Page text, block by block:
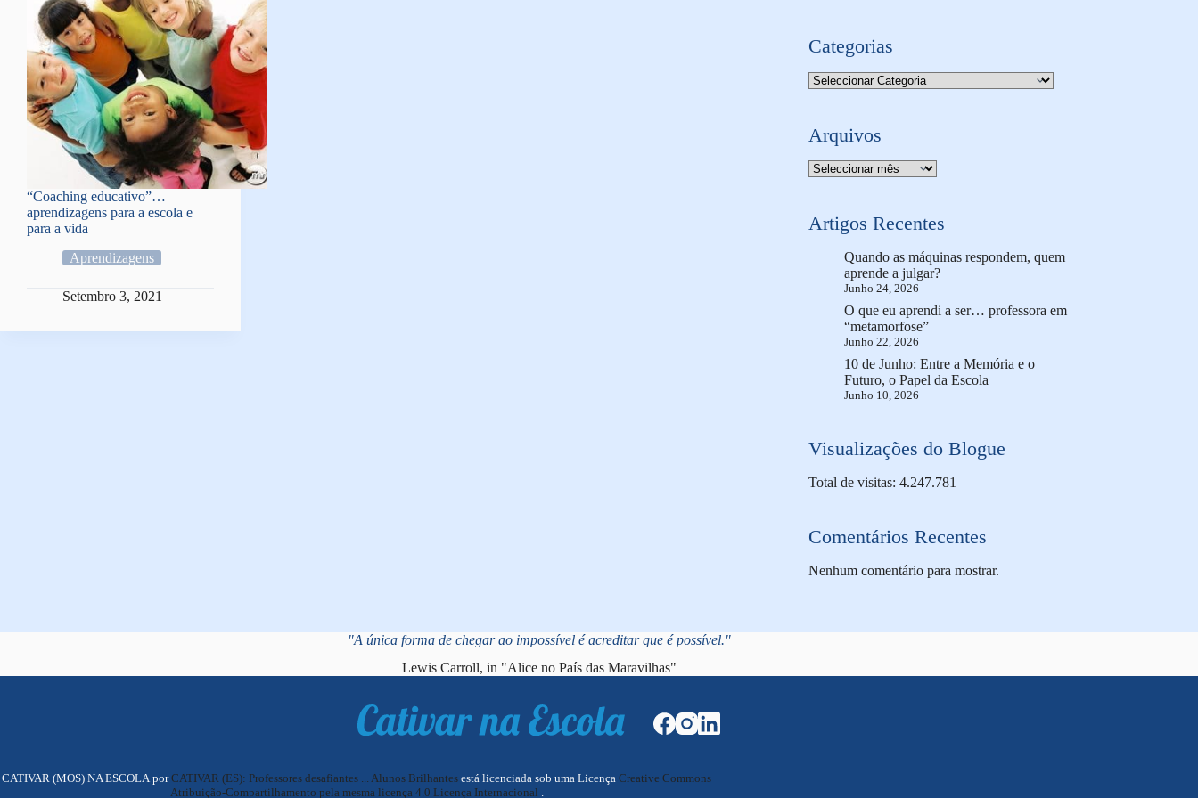
“Coaching educativo”…
aprendizagens para a escola e
para a vida
Aprendizagens
Setembro 3, 2021
Categorias
Categorias
Arquivos
Arquivo
Artigos Recentes
Quando as máquinas respondem, quem
aprende a julgar?
Junho 24, 2026
O que eu aprendi a ser… professora em
“metamorfose”
Junho 22, 2026
10 de Junho: Entre a Memória e o
Futuro, o Papel da Escola
Junho 10, 2026
Visualizações do Blogue
Total de visitas: 4.247.781
Comentários Recentes
Nenhum comentário para mostrar.
"A única forma de chegar ao impossível é acreditar que é possível."
Lewis Carroll, in "Alice no País das Maravilhas"
CATIVAR (MOS) NA ESCOLA porCATIVAR (ES): Professores desafiantes ... Alunos Brilhantes está licenciada sob uma Licença Creative Commons
Atribuição-Compartilhamento pela mesma licença 4.0 Licença Internacional